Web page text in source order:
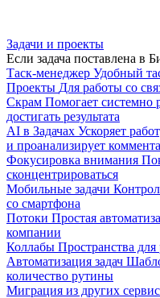
Задачи и проекты
Если задача поставлена в
Таск-менеджер Удобный
Проекты Для работы со
Скрам Помогает системно
достигать результата
AI в Задачах Ускоряет
и проанализирует
Фокусировка внимания
сконцентрироваться
Мобильные задачи
со смартфона
Потоки Простая
компании
Коллабы Пространства
Автоматизация задач
количество рутины
Миграция из других